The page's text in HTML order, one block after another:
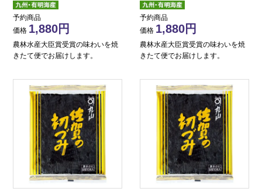
予約商品
価格 1,880
農林水産大臣賞受賞の味わいを焼
きたて便でお届けします。
予約商品
価格 1,880
農林水産大臣賞受賞の味わいを焼
きたて便でお届けします。